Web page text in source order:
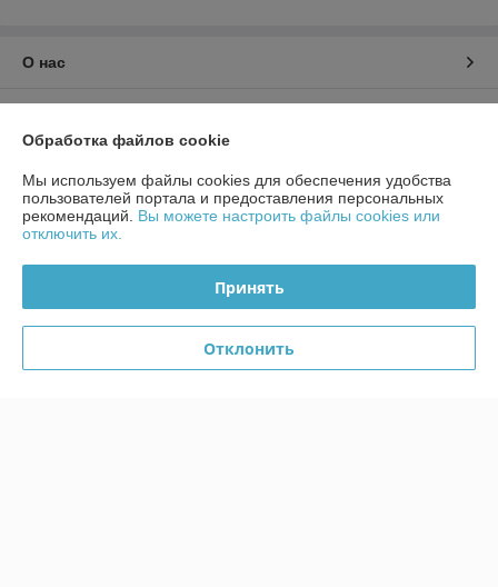
О нас
График работы
Полная версия сайта
Политика обработки cookies
Сайт создан на платформе Deal.by
Обработка файлов cookie
Мы используем файлы cookies для обеспечения удобства
пользователей портала и предоставления персональных
рекомендаций. Вы можете настроить файлы cookies или
отключить их.
Принять
Отклонить